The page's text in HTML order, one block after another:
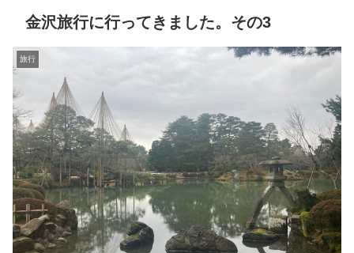
金沢旅行に行ってきました。その3
旅行